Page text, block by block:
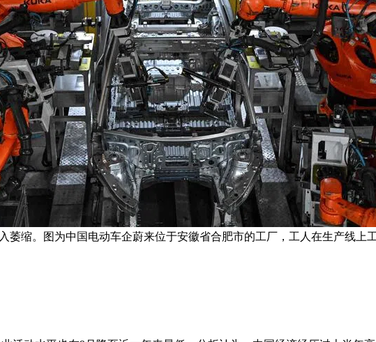
缩。图为中国电动车企蔚来位于安徽省合肥市的工厂，工人在生产线上